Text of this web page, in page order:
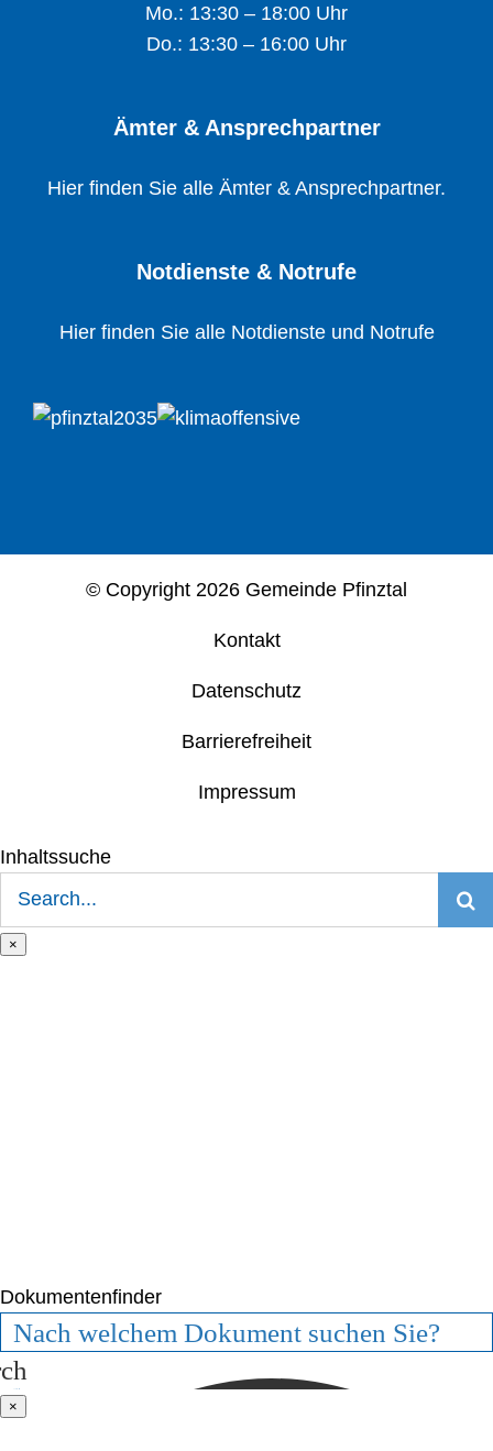
Mo.: 13:30 – 18:00 Uhr
Do.: 13:30 – 16:00 Uhr
Ämter & Ansprechpartner
Hier finden Sie alle Ämter & Ansprechpartner.
Notdienste & Notrufe
Hier finden Sie alle Notdienste und Notrufe
© Copyright 2026 Gemeinde Pfinztal
Kontakt
Datenschutz
Barrierefreiheit
Impressum
Inhaltssuche
×
Dokumentenfinder
×